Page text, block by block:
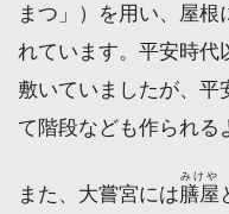
まつ」）を用い、屋
れています。平安時代
敷いていましたが、平
て階段なども作られる
また、大嘗宮には膳屋
みけや